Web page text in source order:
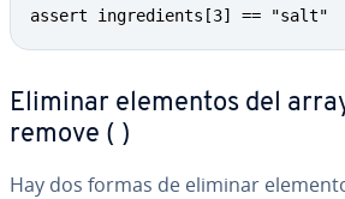
assert ingredients[3] == "salt"
Eliminar elementos del
remove ( )
Hay dos formas de eliminar